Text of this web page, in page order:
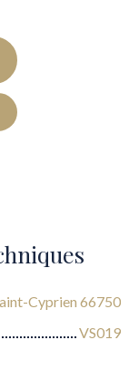
Cyprien 66750
VS019